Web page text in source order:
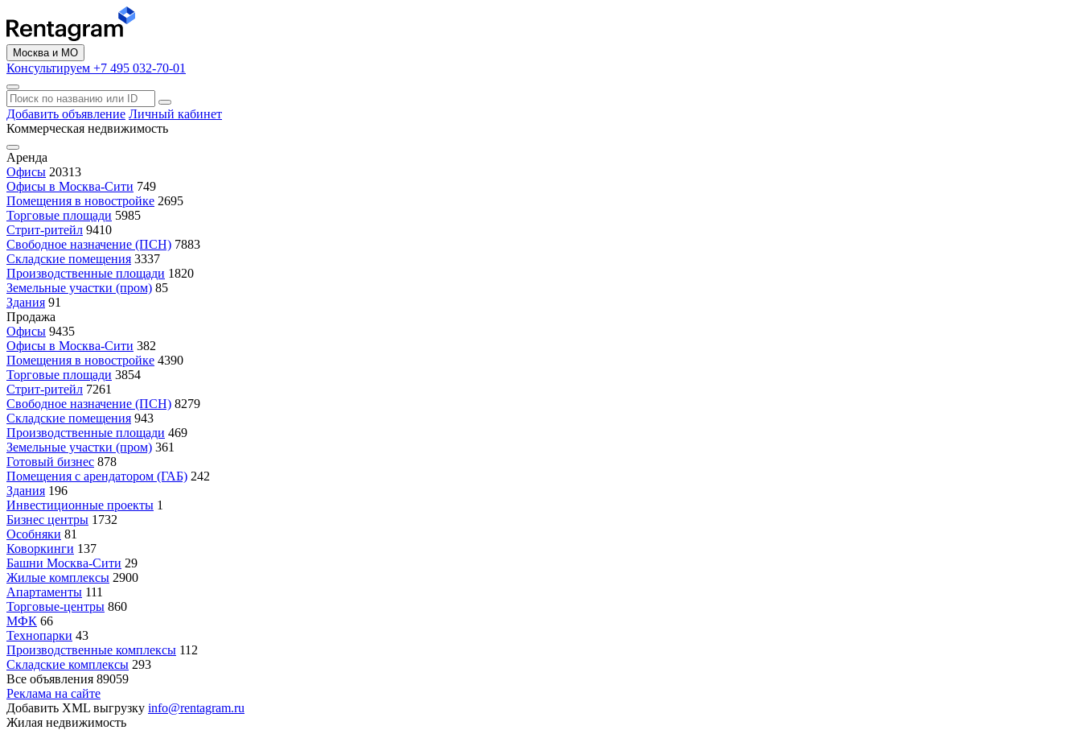
Москва и МО
Консультируем +7 495 032-70-01
Добавить объявление Личный кабинет
Коммерческая недвижимость
Аренда
Офисы 20313
Офисы в Москва-Сити 749
Помещения в новостройке 2695
Торговые площади 5985
Стрит-ритейл 9410
Свободное назначение (ПСН) 7883
Складские помещения 3337
Производственные площади 1820
Земельные участки (пром) 85
Здания 91
Продажа
Офисы 9435
Офисы в Москва-Сити 382
Помещения в новостройке 4390
Торговые площади 3854
Стрит-ритейл 7261
Свободное назначение (ПСН) 8279
Складские помещения 943
Производственные площади 469
Земельные участки (пром) 361
Готовый бизнес 878
Помещения с арендатором (ГАБ) 242
Здания 196
Инвестиционные проекты 1
Бизнес центры 1732
Особняки 81
Коворкинги 137
Башни Москва-Сити 29
Жилые комплексы 2900
Апартаменты 111
Торговые-центры 860
МФК 66
Технопарки 43
Производственные комплексы 112
Складские комплексы 293
Все объявления 89059
Реклама на сайте
Добавить XML выгрузку info@rentagram.ru
Жилая недвижимость